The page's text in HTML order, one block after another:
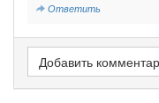
Ответить
Добавить